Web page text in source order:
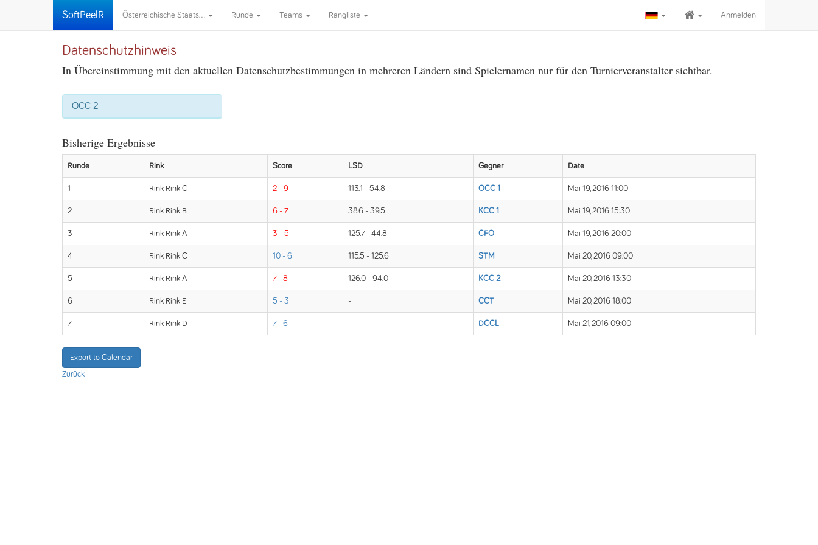
SoftPeelR Österreichische Staats... Runde Teams Rangliste Anmelden
Datenschutzhinweis
In Übereinstimmung mit den aktuellen Datenschutzbestimmungen in mehreren Ländern sind Spielernamen nur für den Turnierveranstalter sichtbar.
OCC 2
Bisherige Ergebnisse
Runde Rink Score LSD Gegner Date
1 Rink Rink C 2 - 9 113.1 - 54.8 OCC 1 Mai 19, 2016 11:00
2 Rink Rink B 6 - 7 38.6 - 39.5 KCC 1 Mai 19, 2016 15:30
3 Rink Rink A 3 - 5 125.7 - 44.8 CFÖ Mai 19, 2016 20:00
4 Rink Rink C 10 - 6 115.5 - 125.6 STM Mai 20, 2016 09:00
5 Rink Rink A 7 - 8 126.0 - 94.0 KCC 2 Mai 20, 2016 13:30
6 Rink Rink E 5 - 3 - CCT Mai 20, 2016 18:00
7 Rink Rink D 7 - 6 - DCCL Mai 21, 2016 09:00
Export to Calendar
Zurück